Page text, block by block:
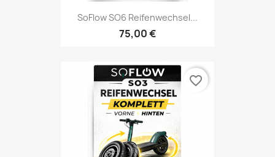
SoFlow SO6 Reifenwechsel...
75,00 €
favorite_border